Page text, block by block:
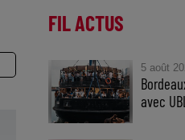
FIL ACTUS
5 août
avec